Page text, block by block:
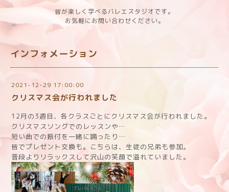
皆が楽しく学べるバレエスタジオです。
お気軽にお問い合わせください。
インフォメーション
2021-12-29 17:00:00
クリスマス会が行われました
12月の3週目、各クラスごとにクリスマス会が行われました。
クリスマスソングでのレッスンや…
短い曲での振付を一緒に踊ったり…
皆でプレゼント交換も。こちらは、生徒の兄弟も参加。
普段よりリラックスして沢山の笑顔で溢れていました。